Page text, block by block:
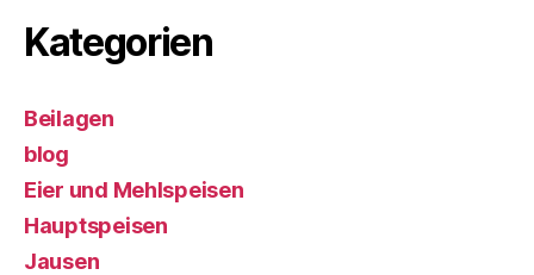
Kategorien
Beilagen
blog
Eier und Mehlspeisen
Hauptspeisen
Jausen